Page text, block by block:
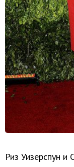
Риз Уизерспун и